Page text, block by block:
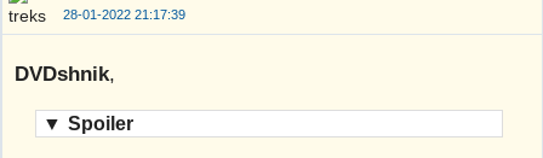
28-01-2022 21:17:39
DVDshnik,
▼ Spoiler